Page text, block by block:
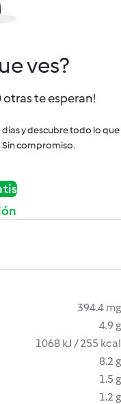
ves?
otras te esperan!
y descubre todo lo que
compromiso.
394.4 mg
4.9 g
1068 kJ / 255 kcal
8.2 g
1.5 g
1.2 g